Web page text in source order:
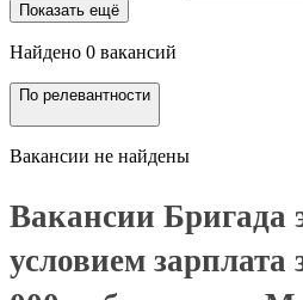
Показать ещё
Найдено 0 вакансий
По релевантности
Вакансии не найдены
Вакансии Бригада
условием зарплата